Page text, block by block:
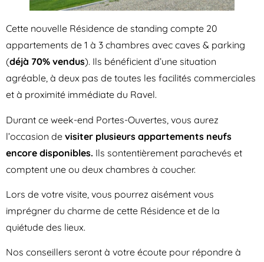
Cette nouvelle Résidence de standing compte 20
appartements de 1 à 3 chambres avec caves & parking
(déjà 70% vendus). Ils bénéficient d’une situation
agréable, à deux pas de toutes les facilités commerciales
et à proximité immédiate du Ravel.
Durant ce week-end Portes-Ouvertes, vous aurez
l’occasion de visiter plusieurs appartements neufs
encore disponibles. Ils sontentièrement parachevés et
comptent une ou deux chambres à coucher.
Lors de votre visite, vous pourrez aisément vous
imprégner du charme de cette Résidence et de la
quiétude des lieux.
Nos conseillers seront à votre écoute pour répondre à